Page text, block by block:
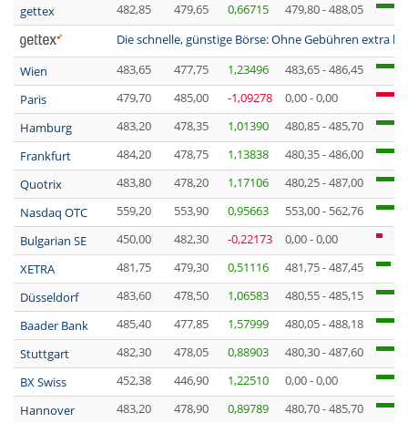
gettex
482,85 479,65 0,66715
479,80 - 488,05
Die schnelle, günstige Börse: Ohne Gebühren extra
Wien
483,65 477,75 1,23496
483,65 - 486,45
Paris
479,70 485,00 -1,09278
0,00 - 0,00
Hamburg
483,20 478,35 1,01390
480,85 - 485,70
Frankfurt
484,20 478,75 1,13838
480,35 - 486,00
Quotrix
483,80 478,20 1,17106
480,25 - 487,00
Nasdaq OTC
559,20 553,90 0,95663
553,00 - 562,76
Bulgarian SE
450,00 482,30 -0,22173
0,00 - 0,00
XETRA
481,75 479,30 0,51116
481,75 - 487,45
Düsseldorf
483,60 478,50 1,06583
480,55 - 485,15
Baader Bank
485,40 477,85 1,57999
480,05 - 488,18
Stuttgart
482,30 478,05 0,88903
480,30 - 487,60
BX Swiss
452,38 446,90 1,22510
0,00 - 0,00
Hannover
483,20 478,90 0,89789
480,70 - 485,70